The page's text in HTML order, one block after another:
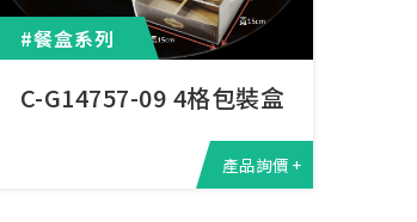
#餐盒系列
C-G14757-09 4格包裝盒
產品詢價 +